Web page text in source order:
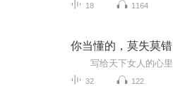
18 1164
你当懂的，莫失莫错
32 122